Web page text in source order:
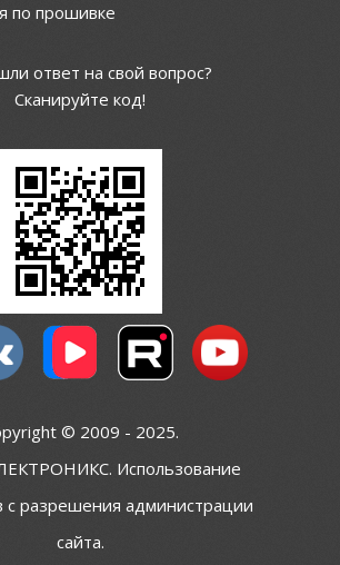
по прошивке
ответ на свой вопрос?
Сканируйте код!
© 2009 - 2025.
Использование
с разрешения администрации
сайта.